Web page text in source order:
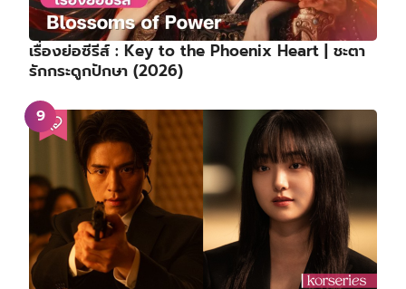
เรื่องย่อซีรีส์ : Key to the Phoenix Heart | ชะตา
รักกระดูกปักษา (2026)